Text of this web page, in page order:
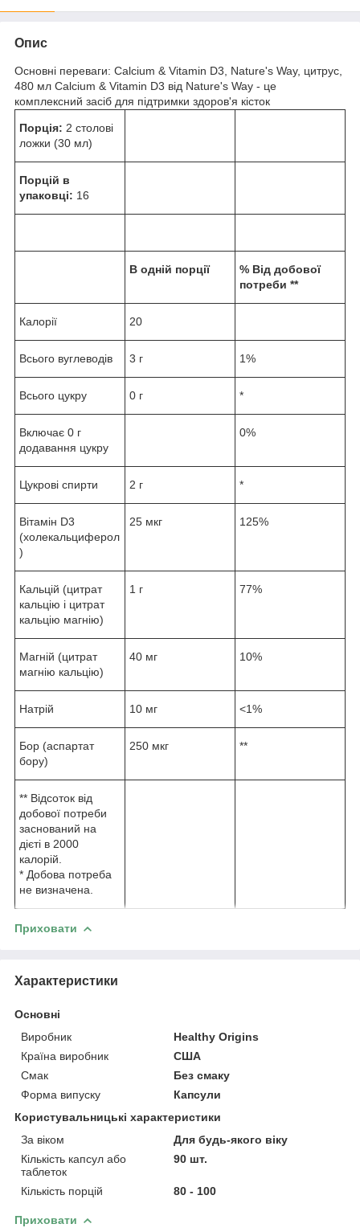
Опис
Основні переваги: Calcium & Vitamin D3, Nature's Way, цитрус,
480 мл Calcium & Vitamin D3 від Nature's Way - це
комплексний засіб для підтримки здоров'я кісток
Порція: 2 столові
ложки (30 мл)
Порцій в
упаковці: 16
В одній порції
% Від добової
потреби **
Калорії 20
Всього вуглеводів 3 г 1%
Всього цукру 0 г *
Включає 0 г
додавання цукру
0%
Цукрові спирти 2 г *
Вітамін D3
(холекальциферол
)
25 мкг 125%
Кальцій (цитрат
кальцію і цитрат
кальцію магнію)
1 г 77%
Магній (цитрат
магнію кальцію)
40 мг 10%
Натрій 10 мг <1%
Бор (аспартат
бору)
250 мкг **
** Відсоток від
добової потреби
заснований на
дієті в 2000
калорій.
* Добова потреба
не визначена.
Приховати
Характеристики
Основні
Виробник
Healthy Origins
Країна виробник
США
Смак
Без смаку
Форма випуску
Капсули
Користувальницькі характеристики
За віком
Для будь-якого віку
Кількість капсул або
таблеток
90 шт.
Кількість порцій 80 - 100
Приховати